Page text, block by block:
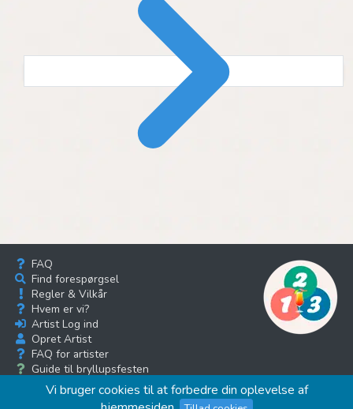
FAQ
Find forespørgsel
Regler & Vilkår
Hvem er vi?
Guide til bryllupsfesten
Musik bloggen
Artist Log ind
Opret Artist
FAQ for artister
Vi bruger cookies til at forbedre din oplevelse af